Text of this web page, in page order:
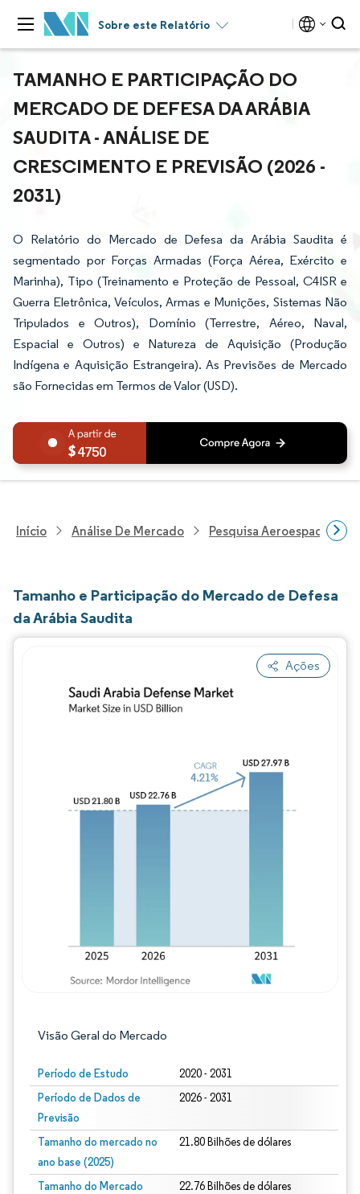
Sobre este Relatório
TAMANHO E PARTICIPAÇÃO DO
MERCADO DE DEFESA DA ARÁBIA
SAUDITA - ANÁLISE DE
CRESCIMENTO E PREVISÃO (2026 -
2031)
O Relatório do Mercado de Defesa da Arábia Saudita é
segmentado por Forças Armadas (Força Aérea, Exército e
Marinha), Tipo (Treinamento e Proteção de Pessoal, C4ISR e
Guerra Eletrônica, Veículos, Armas e Munições, Sistemas Não
Tripulados e Outros), Domínio (Terrestre, Aéreo, Naval,
Espacial e Outros) e Natureza de Aquisição (Produção
Indígena e Aquisição Estrangeira). As Previsões de Mercado
são Fornecidas em Termos de Valor (USD).
4750
Início Análise De Mercado Pesquisa Aeroespacial E
Tamanho e Participação do Mercado de Defesa
da Arábia Saudita
Ações
Visão Geral do Mercado
Período de Estudo 2020 - 2031
Período de Dados de
Previsão
2026 - 2031
Tamanho do mercado no
ano base (2025)
21.80 Bilhões de dólares
Tamanho do Mercado
22.76 Bilhões de dólares